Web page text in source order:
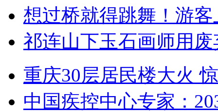
想过桥就得跳舞！游客
祁连山下玉石画师用
重庆30层居民楼大火
中国疾控中心专家：